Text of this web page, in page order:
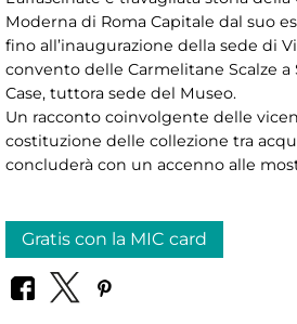
Moderna di Roma Capitale dal suo
fino all’inaugurazione della sede di
convento delle Carmelitane Scalze a
Case, tuttora sede del Museo.
Un racconto coinvolgente delle
costituzione delle collezione tra
concluderà con un accenno alle
Gratis con la MIC card